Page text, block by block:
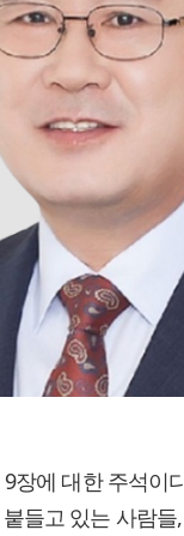
장에 대한 주석이
들고 있는 사람